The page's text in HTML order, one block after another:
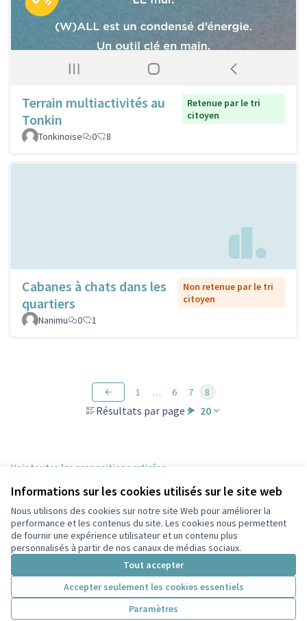
Informations sur les cookies utilisés sur le site web
Nous utilisons des cookies sur notre site Web pour améliorer la
performance et les contenus du site. Les cookies nous permettent
de fournir une expérience utilisateur et un contenu plus
personnalisés à partir de nos canaux de médias sociaux.
Tout accepter
Accepter seulement les cookies essentiels
Paramètres
Terrain multiactivités au
Tonkin
Retenue par le tri
citoyen
Tonkinoise
0 8
Cabanes à chats dans les
quartiers
Non retenue par le tri
citoyen
Nanimu
0 1
Résultats par page : 20
1 … 6 7 8
Voir toutes les propositions retirées
Conditions d'utilisation
Paramètres des cookies
Participez Villeurbanne sur X
(Lien externe)
Participez Villeurbanne sur Facebook
Participez Villeurbanne sur Instagram
Participez Villeurbanne sur YouTube
(Lien externe)
Site réalisé grâce aulogiciel libre Decidim .
Licence
(Lien